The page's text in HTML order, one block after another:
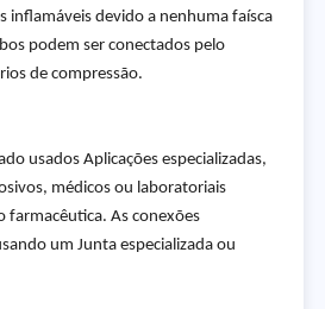
inflamáveis devido a nenhuma faísca
podem ser conectados pelo
de compressão.
usados Aplicações especializadas,
médicos ou laboratoriais
farmacêutica. As conexões
um Junta especializada ou